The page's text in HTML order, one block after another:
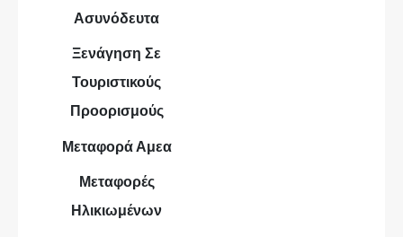
Ασυνόδευτα
Ξενάγηση Σε
Τουριστικούς
Προορισμούς
Μεταφορά Αμεα
Μεταφορές
Ηλικιωμένων